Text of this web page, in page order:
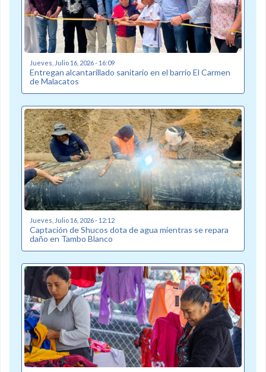
Jueves, Julio 16, 2026 - 16:09
Entregan alcantarillado sanitario en el barrio El Carmen
de Malacatos
Jueves, Julio 16, 2026 - 12:12
Captación de Shucos dota de agua mientras se repara
daño en Tambo Blanco